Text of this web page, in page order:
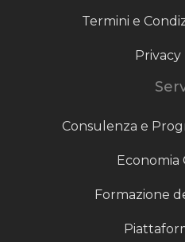
Termini e
Privacy
Consulenza e
Economia
Formazione